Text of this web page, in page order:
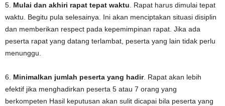
5. Mulai dan akhiri rapat tepat waktu . Rapat harus dimulai tepat
waktu. Begitu pula selesainya. Ini akan menciptakan situasi disiplin
dan memberikan respect pada kepemimpinan rapat. Jika ada
peserta rapat yang datang terlambat, peserta yang lain tidak perlu
menunggu.
6. Minimalkan jumlah peserta yang hadir. Rapat akan lebih
efektif jika menghadirkan peserta 5 atau 7 orang yang
berkompeten Hasil keputusan akan sulit dicapai bila peserta yang